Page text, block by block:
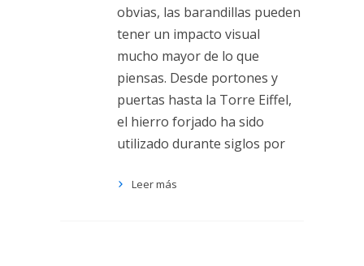
obvias, las barandillas pueden
tener un impacto visual
mucho mayor de lo que
piensas. Desde portones y
puertas hasta la Torre Eiffel,
el hierro forjado ha sido
utilizado durante siglos por
Leer más